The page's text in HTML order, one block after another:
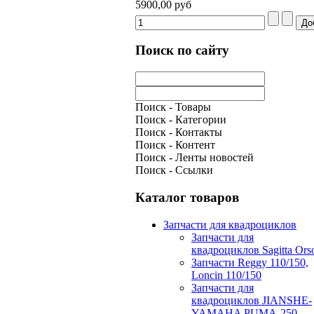
5900,00 руб
Поиск по сайту
Поиск - Товары
Поиск - Категории
Поиск - Контакты
Поиск - Контент
Поиск - Ленты новостей
Поиск - Ссылки
Каталог товаров
Запчасти для квадроциклов
Запчасти для
квадроциклов Sagitta
Запчасти Reggy 110/150,
Loncin 110/150
Запчасти для
квадроциклов JIANSHE-